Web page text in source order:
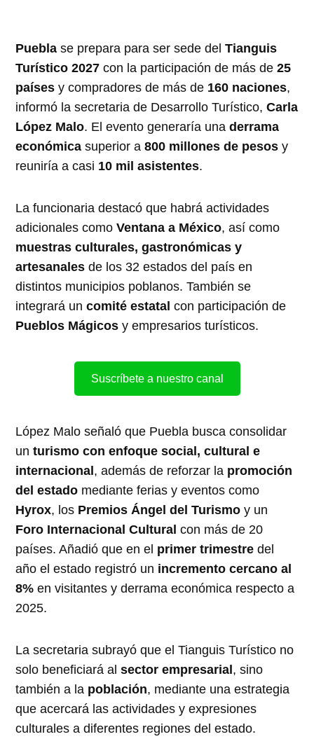
Puebla se prepara para ser sede delTianguis
Turístico 2027 con la participación de más de25
países y compradores de más de 160 naciones,
informó la secretaria de Desarrollo Turístico,Carla
López Malo. El evento generaría unaderrama
económica superior a800 millones de pesos y
reuniría a casi 10 mil asistentes.
La funcionaria destacó que habrá actividades
adicionales comoVentana a México, así como
muestras culturales, gastronómicas y
artesanales de los 32 estados del país en
distintos municipios poblanos. También se
integrará uncomité estatal con participación de
Pueblos Mágicos y empresarios turísticos.
Suscríbete a nuestro canal
López Malo señaló que Puebla busca consolidar
unturismo con enfoque social, cultural e
internacional, además de reforzar la promoción
del estado mediante ferias y eventos como
Hyrox, los Premios Ángel del Turismo y un
Foro Internacional Cultural con más de 20
países. Añadió que en el primer trimestre del
año el estado registró un incremento cercano al
8% en visitantes y derrama económica respecto a
2025.
La secretaria subrayó que el Tianguis Turístico no
solo beneficiará alsector empresarial, sino
también a la población, mediante una estrategia
que acercará las actividades y expresiones
culturales a diferentes regiones del estado.